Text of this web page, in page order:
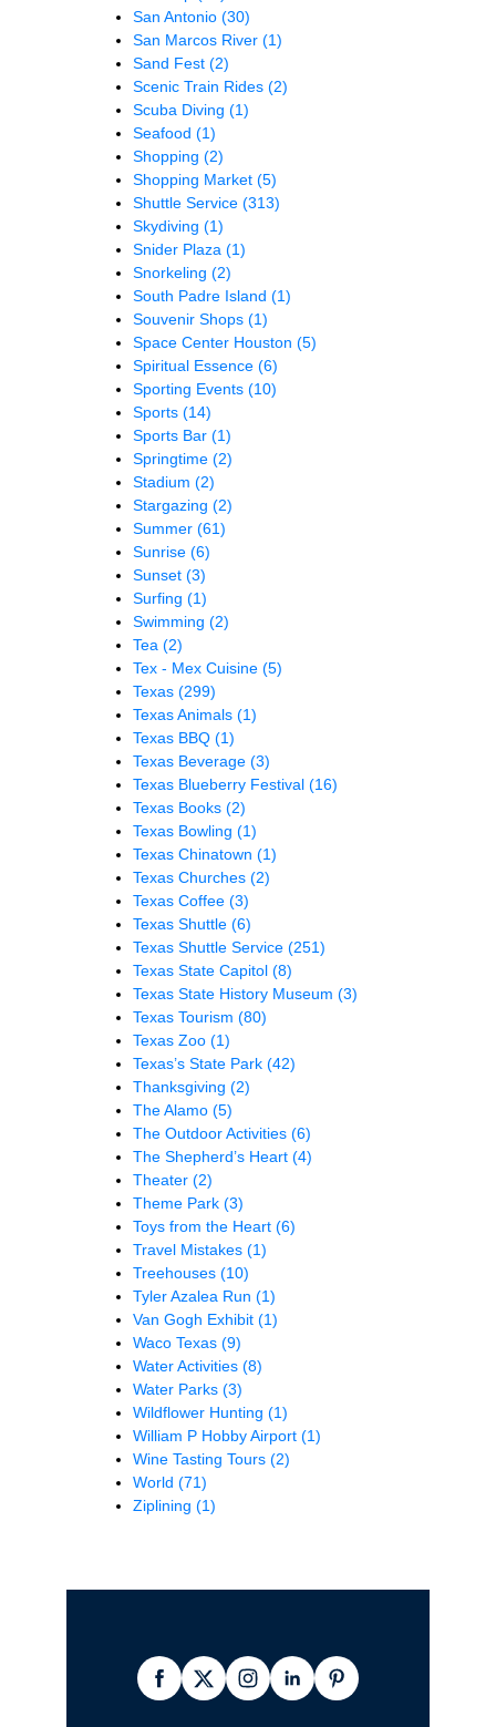
San Antonio (30)
San Marcos River (1)
Sand Fest (2)
Scenic Train Rides (2)
Scuba Diving (1)
Seafood (1)
Shopping (2)
Shopping Market (5)
Shuttle Service (313)
Skydiving (1)
Snider Plaza (1)
Snorkeling (2)
South Padre Island (1)
Souvenir Shops (1)
Space Center Houston (5)
Spiritual Essence (6)
Sporting Events (10)
Sports (14)
Sports Bar (1)
Springtime (2)
Stadium (2)
Stargazing (2)
Summer (61)
Sunrise (6)
Sunset (3)
Surfing (1)
Swimming (2)
Tea (2)
Tex - Mex Cuisine (5)
Texas (299)
Texas Animals (1)
Texas BBQ (1)
Texas Beverage (3)
Texas Blueberry Festival (16)
Texas Books (2)
Texas Bowling (1)
Texas Chinatown (1)
Texas Churches (2)
Texas Coffee (3)
Texas Shuttle (6)
Texas Shuttle Service (251)
Texas State Capitol (8)
Texas State History Museum (3)
Texas Tourism (80)
Texas Zoo (1)
Texas’s State Park (42)
Thanksgiving (2)
The Alamo (5)
The Outdoor Activities (6)
The Shepherd’s Heart (4)
Theater (2)
Theme Park (3)
Toys from the Heart (6)
Travel Mistakes (1)
Treehouses (10)
Tyler Azalea Run (1)
Van Gogh Exhibit (1)
Waco Texas (9)
Water Activities (8)
Water Parks (3)
Wildflower Hunting (1)
William P Hobby Airport (1)
Wine Tasting Tours (2)
World (71)
Ziplining (1)